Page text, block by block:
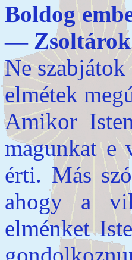
Boldog
— Zsoltárok
Ne
elmétek
Amikor
magunkat e
érti. Más
ahogy a
elménket